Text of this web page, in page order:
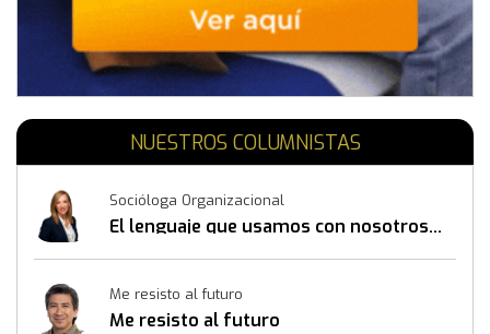
NUESTROS COLUMNISTAS
Socióloga Organizacional
El lenguaje que usamos con nosotros
Me resisto al futuro
Me resisto al futuro